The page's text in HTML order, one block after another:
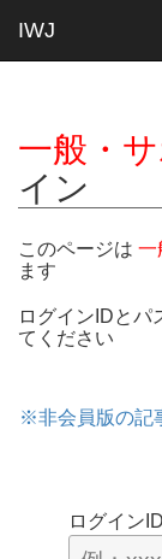
IWJ
一般・
イン
このページは 一
ます
ログインIDとパ
てください
※非会員版の記
ログインID